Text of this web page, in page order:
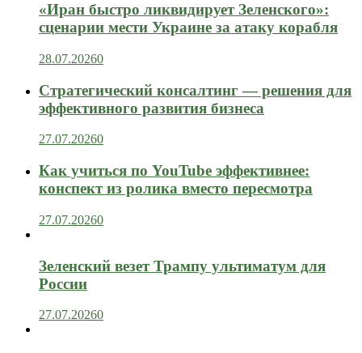
«Иран быстро ликвидирует Зеленского»:
сценарии мести Украине за атаку корабля
28.07.20260
Стратегический консалтинг — решения для
эффективного развития бизнеса
27.07.20260
Как учиться по YouTube эффективнее:
конспект из ролика вместо пересмотра
27.07.20260
Зеленский везет Трампу ультиматум для
России
27.07.20260